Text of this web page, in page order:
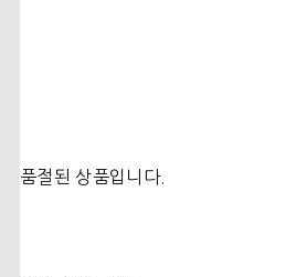
품절된 상품입니다.